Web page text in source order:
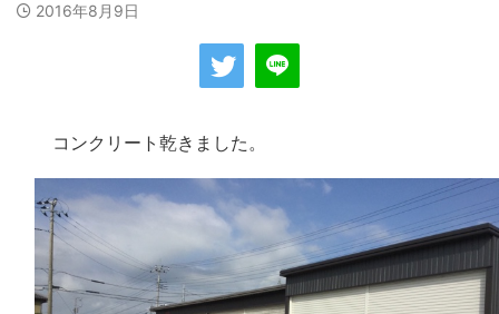
2016年8月9日
コンクリート乾きました。